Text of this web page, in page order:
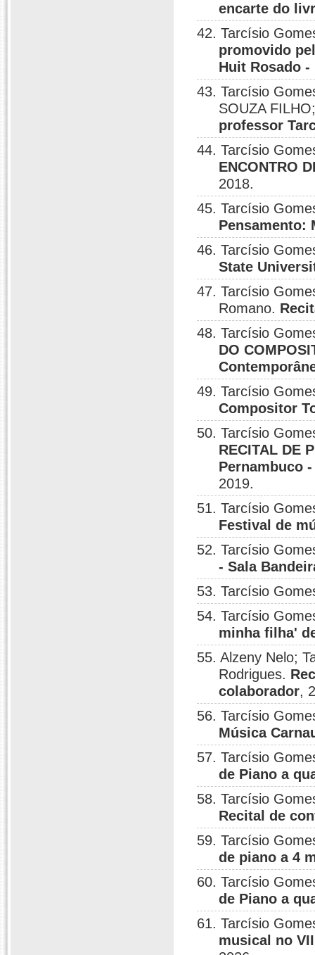
encarte do
42. Tarcísio
promovido
Huit Rosado -
43. Tarcísio
SOUZA
professor
44. Tarcísio
ENCONTRO
2018.
45. Tarcísio
Pensamento:
46. Tarcísio
State
47. Tarcísio
Romano.
48. Tarcísio
DO
49. Tarcísio
Compositor
50. Tarcísio
RECITAL DE
Pernambuco
2019.
51. Tarcísio
Festival de
52. Tarcísio
- Sala
53. Tarcísio
54. Tarcísio
minha filha'
55. Alzeny Nelo;
Rodrigues.
colaborador,
56. Tarcísio
Música
57. Tarcísio
de Piano a
58. Tarcísio
Recital de
59. Tarcísio
de piano a 4
60. Tarcísio
de Piano a
61. Tarcísio
musical no